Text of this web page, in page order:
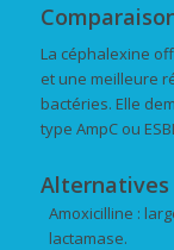
La céphalexine
et une meilleure
bactéries. Elle
type AmpC ou
Alternatives
Amoxicilline :
lactamase.